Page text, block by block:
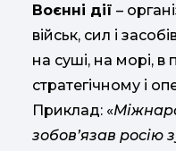
Воєнні дії –
військ, сил і
на суші, на морі, в
стратегічному і
Приклад: «
зобов’язав росію